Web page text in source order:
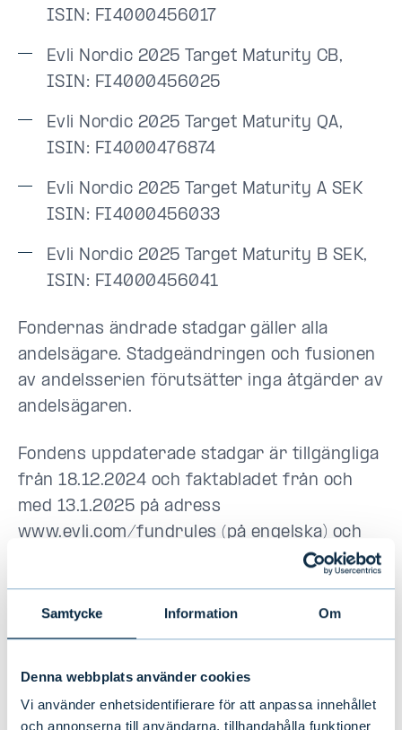
Samtycke Information Om
Denna webbplats använder cookies
Vi använder enhetsidentifierare för att anpassa innehållet
och annonserna till användarna, tillhandahålla funktioner
ISIN: FI4000456017
Evli Nordic 2025 Target Maturity CB,
ISIN: FI4000456025
Evli Nordic 2025 Target Maturity QA,
ISIN: FI4000476874
Evli Nordic 2025 Target Maturity A SEK
ISIN: FI4000456033
Evli Nordic 2025 Target Maturity B SEK,
ISIN: FI4000456041
Fondernas ändrade stadgar gäller alla
andelsägare. Stadgeändringen och fusionen
av andelsserien förutsätter inga åtgärder av
andelsägaren.
Fondens uppdaterade stadgar är tillgängliga
från 18.12.2024 och faktabladet från och
med 13.1.2025 på adress
www.evli.com/fundrules (på engelska) och
Investerartjänsten svarar gärna på era
frågor om stadgeändringen och
fondplacering per telefon (09) 4766 9701
- 16.30 (finsk tid, CET+1).